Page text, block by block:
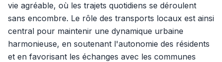
vie agréable, où les trajets quotidiens se déroulent
sans encombre. Le rôle des transports locaux est ainsi
central pour maintenir une dynamique urbaine
harmonieuse, en soutenant l'autonomie des résidents
et en favorisant les échanges avec les communes